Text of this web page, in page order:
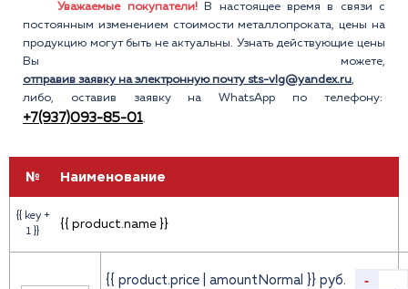
+7(937)093-85-01
Горячая линия Волгоград
Уважаемые покупатели!В настоящее время в связи с
постоянным изменением стоимости металлопроката, цены на
продукцию могут быть не актуальны. Узнать действующие цены
Вы можете,
отправив заявку на электронную почту sts-vlg@yandex.ru,
либо, оставив заявку на WhatsApp по телефону:
+7(937)093-85-01.
№ Наименование
{{ key +
1 }}
{{ product.name }}
{{ product.price | amountNormal }} руб. -